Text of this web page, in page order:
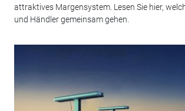
attraktives Margensystem. Lesen Sie hier,
und Händler gemeinsam gehen.